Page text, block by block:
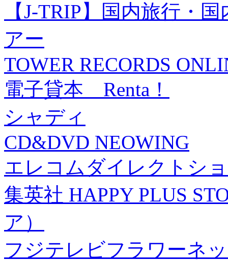
【J-TRIP】国内旅行・
アー
TOWER RECORDS
電子貸本 Renta！
シャディ
CD&DVD NEOWING
エレコムダイレクトシ
集英社 HAPPY PLUS
ア）
フジテレビフラワーネ